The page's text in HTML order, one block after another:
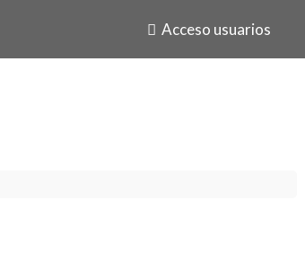
Acceso usuarios